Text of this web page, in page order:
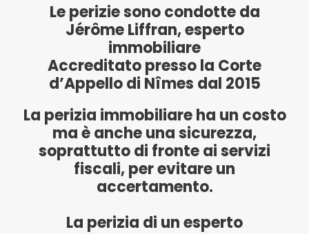
Le perizie sono condotte da
Jérôme Liffran, esperto
immobiliare
Accreditato presso la Corte
d’Appello di Nîmes dal 2015
La perizia immobiliare ha un costo
ma è anche una sicurezza,
soprattutto di fronte ai servizi
fiscali, per evitare un
accertamento.
La perizia di un esperto